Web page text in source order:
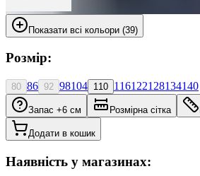
Показати всі кольори (39)
Розмір:
80 86 92 98104 110 116122128134140
Запас +6 см Розмірна сітка
Додати в кошик
Наявність у магазинах: